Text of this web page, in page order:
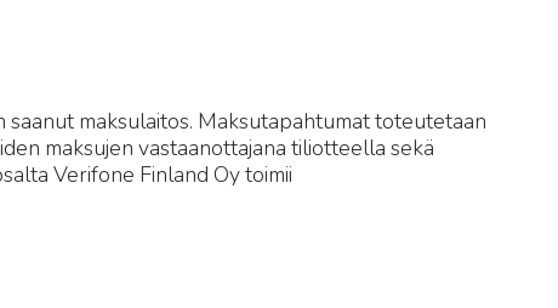
maksulaitos. Maksutapahtumat toteutetaan
maksujen vastaanottajana tiliotteella sekä
Verifone Finland Oy toimii